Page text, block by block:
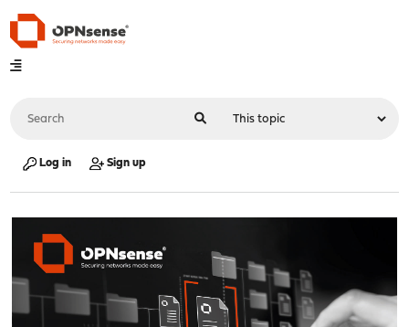
Log in Sign up